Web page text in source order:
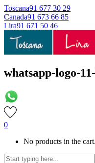
Toscana91 677 30 29
Canada91 673 66 85
Lira91 671 50 46
whatsapp-logo-
0
No products in the cart.